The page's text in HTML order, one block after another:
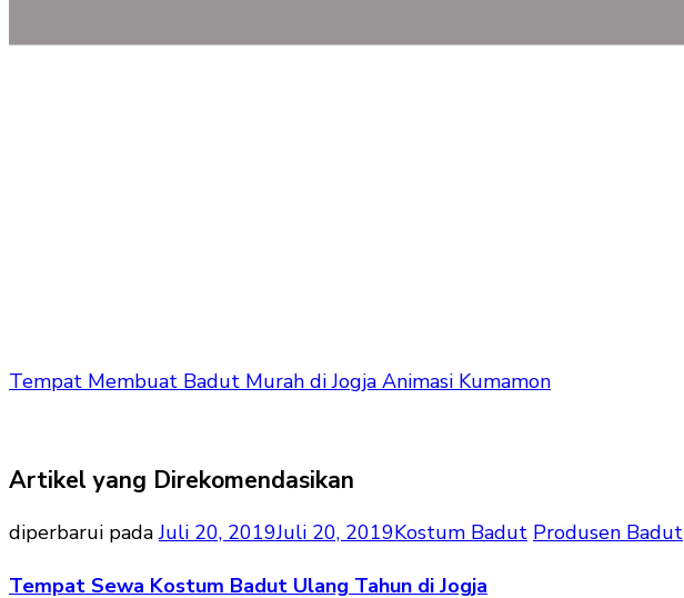
Tempat Membuat Badut Murah di Jogja Animasi Kumamon
Artikel yang Direkomendasikan
diperbarui padaJuli 20, 2019Juli 20, 2019Kostum Badut Produsen Badut
Tempat Sewa Kostum Badut Ulang Tahun di Jogja